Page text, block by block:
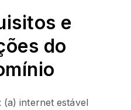
e
do
: (a) internet estável